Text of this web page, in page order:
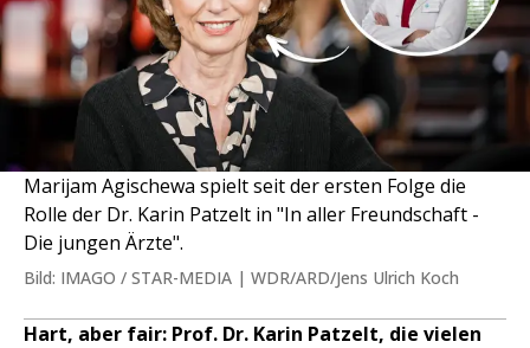
Marijam Agischewa spielt seit der ersten Folge die
Rolle der Dr. Karin Patzelt in "In aller Freundschaft -
Die jungen Ärzte".
Bild: IMAGO / STAR-MEDIA | WDR/ARD/Jens Ulrich Koch
Hart, aber fair: Prof. Dr. Karin Patzelt, die vielen